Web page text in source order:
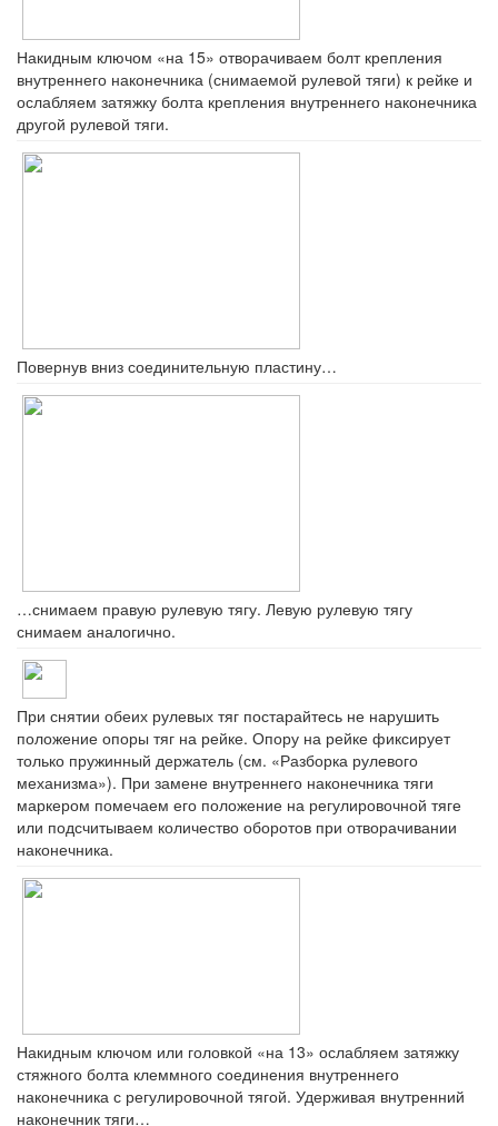
Накидным ключом «на 15» отворачиваем болт крепления
внутреннего наконечника (снимаемой рулевой тяги) к рейке и
ослабляем затяжку болта крепления внутреннего наконечника
другой рулевой тяги.
Повернув вниз соединительную пластину…
…снимаем правую рулевую тягу. Левую рулевую тягу
снимаем аналогично.
При снятии обеих рулевых тяг постарайтесь не нарушить
положение опоры тяг на рейке. Опору на рейке фиксирует
только пружинный держатель (см. «Разборка рулевого
механизма»). При замене внутреннего наконечника тяги
маркером помечаем его положение на регулировочной тяге
или подсчитываем количество оборотов при отворачивании
наконечника.
Накидным ключом или головкой «на 13» ослабляем затяжку
стяжного болта клеммного соединения внутреннего
наконечника с регулировочной тягой. Удерживая внутренний
наконечник тяги…